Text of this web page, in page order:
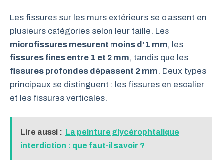
Les fissures sur les murs extérieurs se classent en
plusieurs catégories selon leur taille. Les
microfissures mesurent moins d’1 mm, les
fissures fines entre 1 et 2 mm, tandis que les
fissures profondes dépassent 2 mm. Deux types
principaux se distinguent : les fissures en escalier
et les fissures verticales.
Lire aussi : La peinture glycérophtalique
interdiction : que faut-il savoir ?